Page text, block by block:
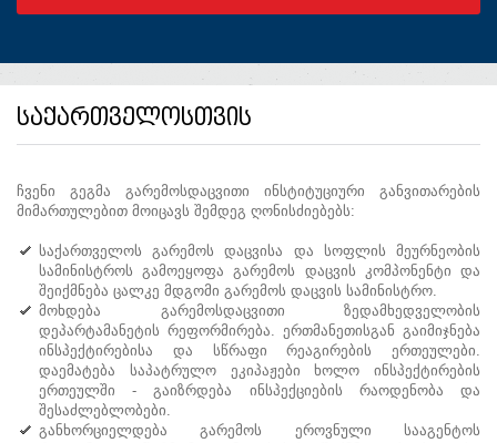
საქართველოსთვის
ჩვენი გეგმა გარემოსდაცვითი ინსტიტუციური განვითარების
მიმართულებით მოიცავს შემდეგ ღონისძიებებს:
საქართველოს გარემოს დაცვისა და სოფლის მეურნეობის
სამინისტროს გამოეყოფა გარემოს დაცვის კომპონენტი და
შეიქმნება ცალკე მდგომი გარემოს დაცვის სამინისტრო.
მოხდება გარემოსდაცვითი ზედამხედველობის
დეპარტამანეტის რეფორმირება. ერთმანეთისგან გაიმიჯნება
ინსპექტირებისა და სწრაფი რეაგირების ერთეულები.
დაემატება საპატრულო ეკიპაჟები ხოლო ინსპექტირების
ერთეულში - გაიზრდება ინსპექციების რაოდენობა და
შესაძლებლობები.
განხორციელდება გარემოს ეროვნული სააგენტოს